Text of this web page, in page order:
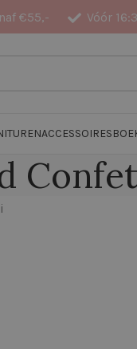
€55,- Vóór
ACCESSOIRES